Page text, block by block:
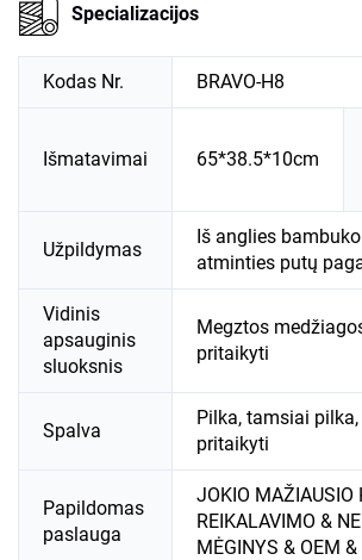
Specializacijos
Kodas Nr. BRAVO-H8
Išmatavimai 65*38.5*10cm
Užpildymas
Iš anglies
atminties putų
Vidinis
apsauginis
sluoksnis
Megztos
pritaikyti
Spalva
Pilka, tamsiai
pritaikyti
Papildomas
paslauga
JOKIO MAŽIAUSIO
REIKALAVIMO &
MĖGINYS & OEM